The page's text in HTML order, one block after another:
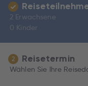
2 Erwachsene
0 Kinder
2 Reisetermin
Wählen Sie Ihre